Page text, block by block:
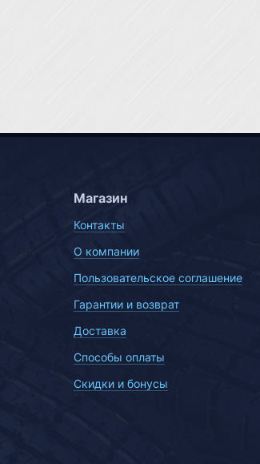
Магазин
Контакты
О компании
Пользовательское соглашение
Гарантии и возврат
Доставка
Способы оплаты
Скидки и бонусы